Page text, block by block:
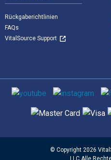
Rückgaberichtlinien
FAQs
VitalSource Support
Sozialen Medien
Unterstützte
© Copyright 2026
LLC Alle